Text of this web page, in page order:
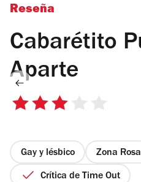
Reseña
Cabarétito
Aparte
3
estrellas
Gay y lésbico Zona Rosa
Crítica de Time Out